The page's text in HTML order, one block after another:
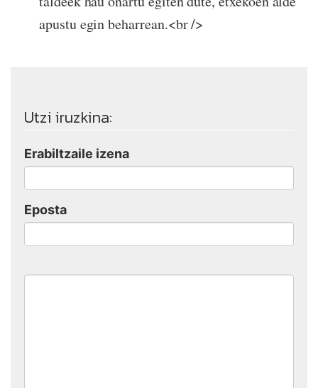
apustu egin beharrean.<br />
Utzi iruzkina:
Erabiltzaile izena
Eposta